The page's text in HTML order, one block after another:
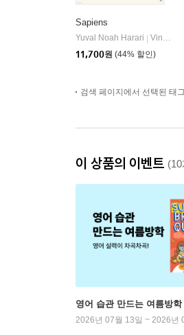
Sapiens
Yuval Noah Harari
Vintage Books
11,700원 (44% 할인)
검색 페이지에서 선택된 태
이 상품의 이벤트
영어 습관 만드는 여름방학
2026년 07월 13일 ~ 2026년